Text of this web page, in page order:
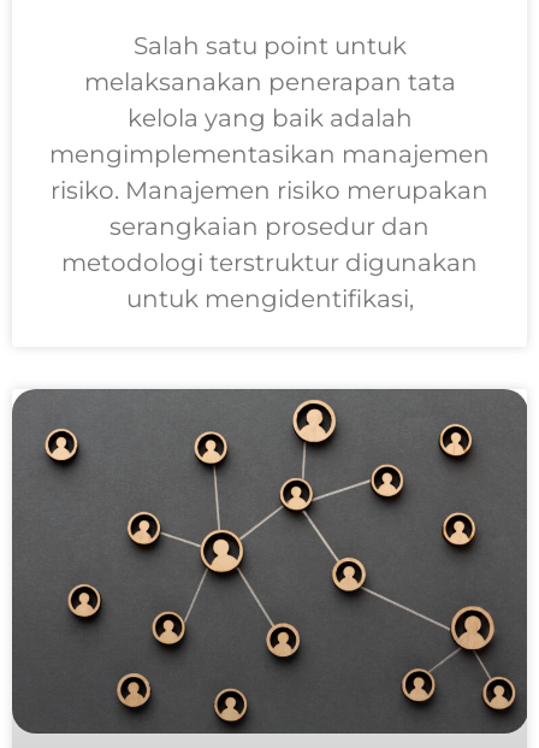
Salah satu point untuk
melaksanakan penerapan tata
kelola yang baik adalah
mengimplementasikan manajemen
risiko. Manajemen risiko merupakan
serangkaian prosedur dan
metodologi terstruktur digunakan
untuk mengidentifikasi,